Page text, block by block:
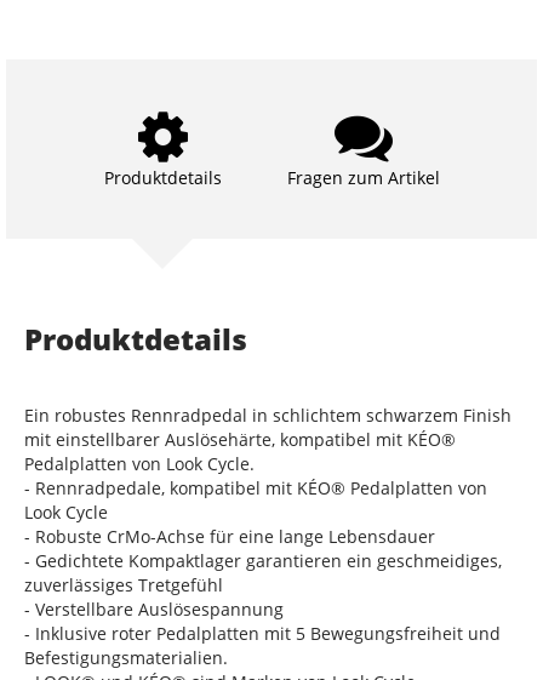
Produktdetails Fragen zum Artikel
Produktdetails
Ein robustes Rennradpedal in schlichtem schwarzem Finish
mit einstellbarer Auslösehärte, kompatibel mit KÉO®
Pedalplatten von Look Cycle.
- Rennradpedale, kompatibel mit KÉO® Pedalplatten von
Look Cycle
- Robuste CrMo-Achse für eine lange Lebensdauer
- Gedichtete Kompaktlager garantieren ein geschmeidiges,
zuverlässiges Tretgefühl
- Verstellbare Auslösespannung
- Inklusive roter Pedalplatten mit 5 Bewegungsfreiheit und
Befestigungsmaterialien.